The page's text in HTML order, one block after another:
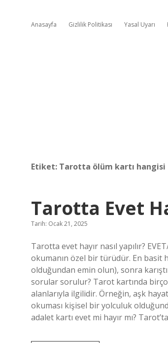
Anasayfa Gizlilik Politikası Yasal Uyarı
Etiket: Tarotta ölüm kartı hangisi
Tarotta Evet
Tarih: Ocak 21, 2025
Tarotta evet hayır nasıl yapılır?
okumanın özel bir türüdür. En basit
olduğundan emin olun), sonra
sorular sorulur? Tarot kartında
alanlarıyla ilgilidir. Örneğin, aşk
okuması kişisel bir yolculuk
adalet kartı evet mi hayır mı?